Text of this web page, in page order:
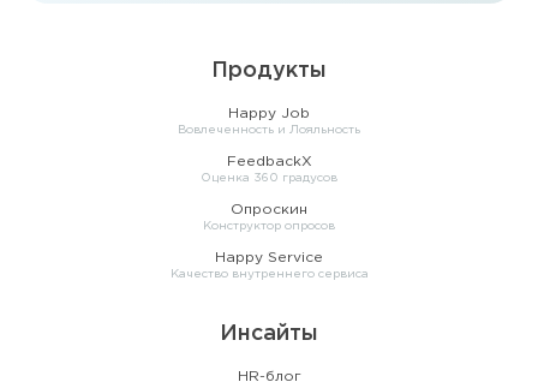
Продукты
Happy Job
Вовлеченность и Лояльность
FeedbackX
Оценка 360 градусов
Опроскин
Конструктор опросов
Happy Service
Качество внутреннего сервиса
Инсайты
HR-блог